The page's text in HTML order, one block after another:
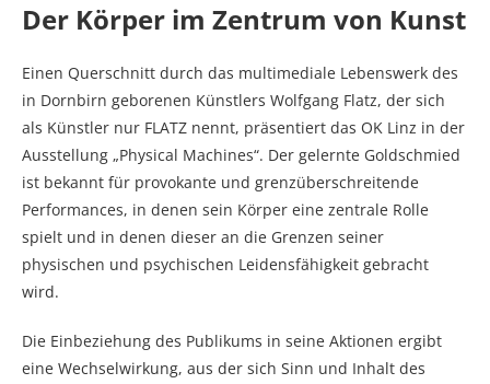
Der Körper im Zentrum von Kunst
Einen Querschnitt durch das multimediale Lebenswerk des
in Dornbirn geborenen Künstlers Wolfgang Flatz, der sich
als Künstler nur FLATZ nennt, präsentiert das OK Linz in der
Ausstellung „Physical Machines“. Der gelernte Goldschmied
ist bekannt für provokante und grenzüberschreitende
Performances, in denen sein Körper eine zentrale Rolle
spielt und in denen dieser an die Grenzen seiner
physischen und psychischen Leidensfähigkeit gebracht
wird.
Die Einbeziehung des Publikums in seine Aktionen ergibt
eine Wechselwirkung, aus der sich Sinn und Inhalt des